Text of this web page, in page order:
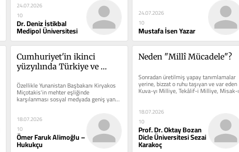
24.07.2026
10
Dr. Deniz İstikbal
Medipol Üniversitesi
24.07.2026
10
Mustafa İsen Yazar
Cumhuriyet'in ikinci
yüzyılında Türkiye ve
Özellikle Yunanistan Başbakanı Kiryakos
Miçotakis'in mehter eşliğinde
karşılanması sosyal medyada geniş yankı
buldu. Ancak zirvenin...
18.07.2026
10
Ömer Faruk Alimoğlu –
Hukukçu
Neden "Millî Mücadele"?
Sonradan üretilmiş yapay tanımlamalar
yerine, bizzat o ruhu taşıyan ve var eden
Kuva-yı Milliye, Tekâlif-i Milliye, Misak-ı
Milli, Müdafaa-i...
18.07.2026
10
Prof. Dr. Oktay Bozan
Dicle Üniversitesi Sezai
Karakoç